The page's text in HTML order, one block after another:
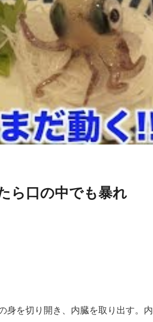
ら口の中でも暴れ
身を切り開き、内臓を取り出す。内